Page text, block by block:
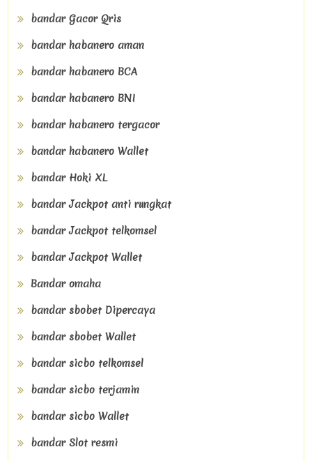
bandar Gacor Qris
bandar habanero aman
bandar habanero BCA
bandar habanero BNI
bandar habanero tergacor
bandar habanero Wallet
bandar Hoki XL
bandar Jackpot anti rungkat
bandar Jackpot telkomsel
bandar Jackpot Wallet
Bandar omaha
bandar sbobet Dipercaya
bandar sbobet Wallet
bandar sicbo telkomsel
bandar sicbo terjamin
bandar sicbo Wallet
bandar Slot resmi